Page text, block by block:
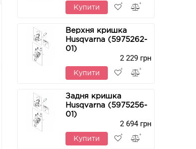
Купити
Верхня кришка
Husqvarna (5975262-
01)
2 229 грн
Купити
Задня кришка
Husqvarna (5975256-
01)
2 694 грн
Купити